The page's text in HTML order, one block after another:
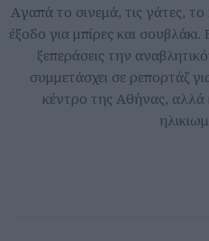
Aγαπά το σινεμά, τις γάτες,
έξοδο για μπίρες και σουβλάκι.
ξεπεράσεις την
συμμετάσχει σε ρεπορτάζ
κέντρο της Αθήνας, αλλά